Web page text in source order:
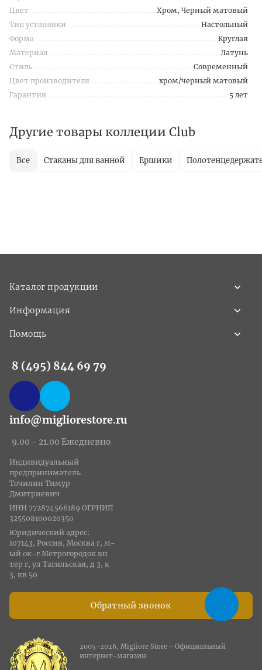
Цвет
Хром, Черный матовый
Тип установки
Настольный
Форма
Круглая
Материал
Латунь
Стиль
Современный
Цвет производителя
хром/черный матовый
Гарантия
5 лет
Другие товары коллеции Club
Все Стаканы для ванной Ершики
Каталог продукции
Информация
Помощь
8 (495) 844 69 79
info@migliorestore.ru
9.00 - 21.00 Ежедневно
Обратный звонок
Индивидуальный
предприниматель
Точилин Тимур
Дмитриевич
ИНН 772874566189 ОГРНИП
325508100020350
Юридический адрес:
107143, Россия, Москва г, м-
ый ок-г Метрогородок вн
тер г, ул Тагильская, д 3, к
3, кв 50
2005-2026, Migliore Store - Официальный
интернет-магазин.